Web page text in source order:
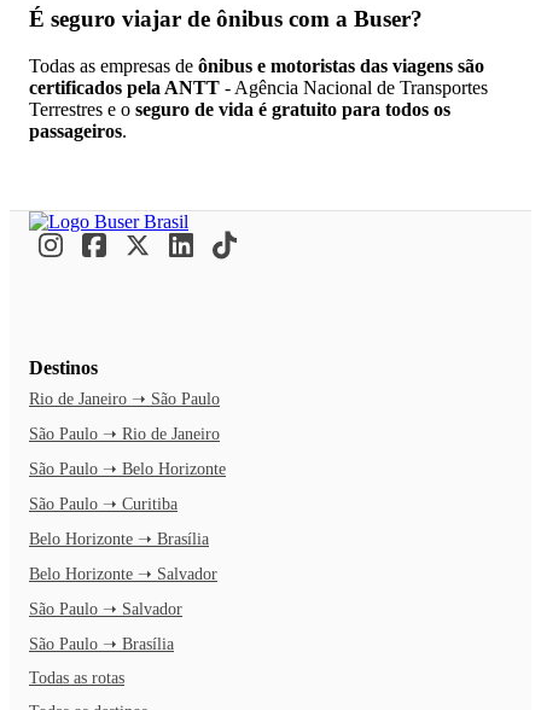
É seguro viajar de ônibus com a Buser?
Todas as empresas de ônibus e motoristas das viagens são
certificados pela ANTT - Agência Nacional de Transportes
Terrestres e o seguro de vida é gratuito para todos os
passageiros.
Destinos
Rio de Janeiro ➝ São Paulo
São Paulo ➝ Rio de Janeiro
São Paulo ➝ Belo Horizonte
São Paulo ➝ Curitiba
Belo Horizonte ➝ Brasília
Belo Horizonte ➝ Salvador
São Paulo ➝ Salvador
São Paulo ➝ Brasília
Todas as rotas